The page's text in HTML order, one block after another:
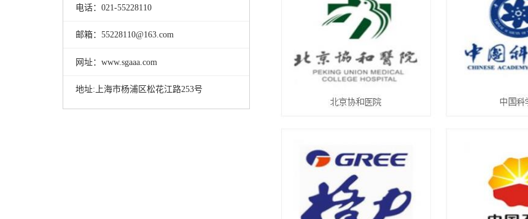
电话：021-55228110
邮箱：55228110@163.com
网址：www.sgaaa.com
地址:上海市杨浦区松花江路253号